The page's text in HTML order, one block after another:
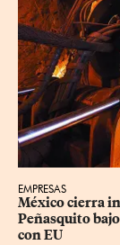
EMPRESAS
México cierra
Peñasquito
con EU